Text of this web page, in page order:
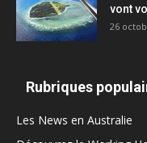
vont
26
Rubriques
Les News en Australie